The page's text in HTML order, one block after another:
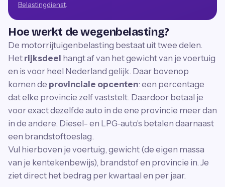
Belastingdienst
Hoe werkt de wegenbelasting?
De motorrijtuigenbelasting bestaat uit twee delen.
Het rijksdeel hangt af van het gewicht van je voertuig
en is voor heel Nederland gelijk. Daar bovenop
komen de provinciale opcenten: een percentage
dat elke provincie zelf vaststelt. Daardoor betaal je
voor exact dezelfde auto in de ene provincie meer dan
in de andere. Diesel- en LPG-auto's betalen daarnaast
een brandstoftoeslag.
Vul hierboven je voertuig, gewicht (de eigen massa
van je kentekenbewijs), brandstof en provincie in. Je
ziet direct het bedrag per kwartaal en per jaar.